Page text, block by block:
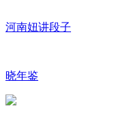
河南妞讲段子
晓年鉴